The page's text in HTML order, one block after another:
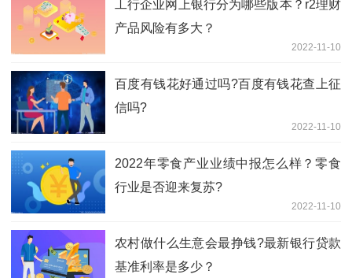
工行企业网上银行分为哪些版本？r2理财
产品风险有多大？
2022-11-10
百度有钱花好通过吗?百度有钱花查上征
信吗?
2022-11-10
2022年零食产业业绩中报怎么样？零食
行业是否迎来复苏?
2022-11-10
农村做什么生意会最挣钱?最新银行贷款
基准利率是多少？